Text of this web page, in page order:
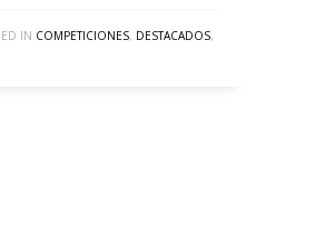
IN COMPETICIONES, DESTACADOS,